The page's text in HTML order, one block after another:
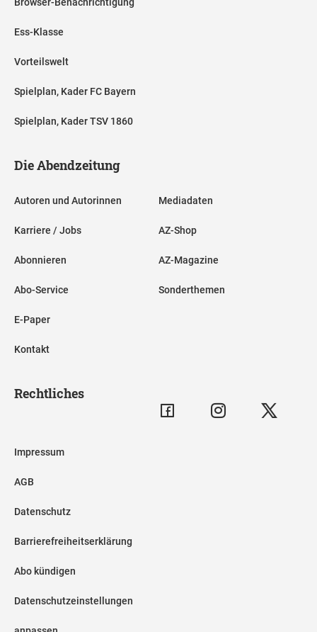
Ess-Klasse
Vorteilswelt
Spielplan, Kader FC Bayern
Spielplan, Kader TSV 1860
Die Abendzeitung
Autoren und Autorinnen
Karriere / Jobs
Abonnieren
Abo-Service
E-Paper
Kontakt
Mediadaten
AZ-Shop
AZ-Magazine
Sonderthemen
Rechtliches
Impressum
AGB
Datenschutz
Barrierefreiheitserklärung
Abo kündigen
Datenschutzeinstellungen